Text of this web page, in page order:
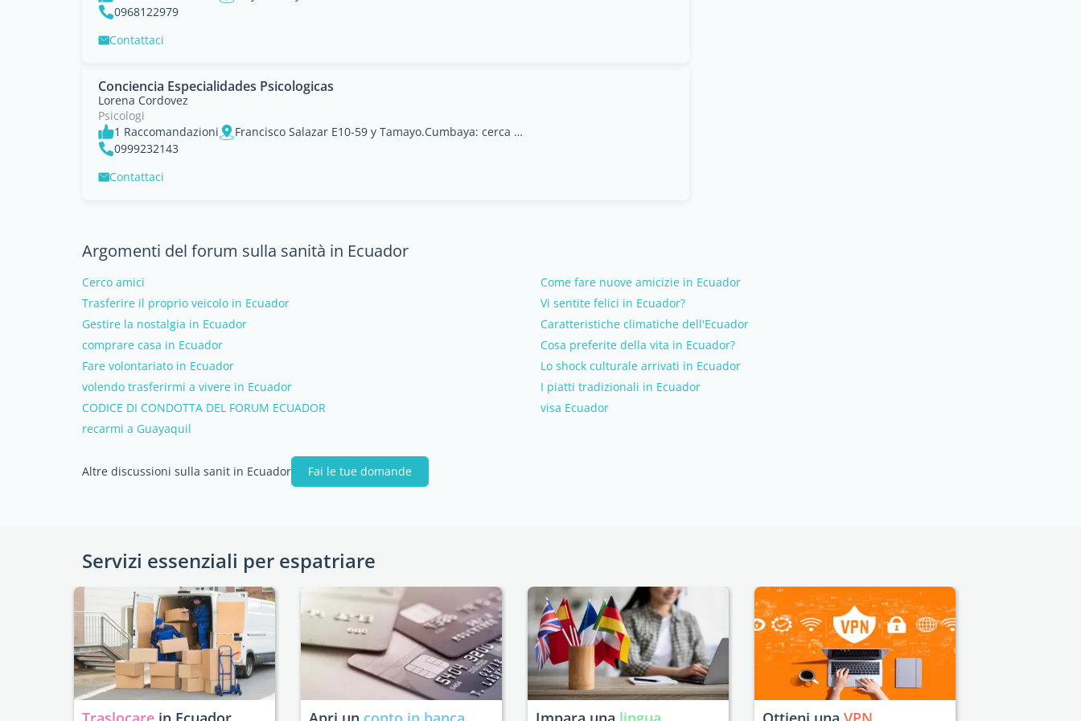
0968122979
Contattaci
Conciencia Especialidades Psicologicas
Lorena Cordovez
Psicologi
1 Raccomandazioni
Francisco Salazar E10-59 y Tamayo.Cumbaya: cerca de la universidad San Francisco
0999232143
Contattaci
Argomenti del forum sulla sanità in Ecuador
Cerco amici
Come fare nuove amicizie in Ecuador
Trasferire il proprio veicolo in Ecuador
Vi sentite felici in Ecuador?
Gestire la nostalgia in Ecuador
Caratteristiche climatiche dell'Ecuador
comprare casa in Ecuador
Cosa preferite della vita in Ecuador?
Fare volontariato in Ecuador
Lo shock culturale arrivati in Ecuador
volendo trasferirmi a vivere in Ecuador
I piatti tradizionali in Ecuador
CODICE DI CONDOTTA DEL FORUM ECUADOR
visa Ecuador
recarmi a Guayaquil
Altre discussioni sulla sanit in Ecuador Fai le tue domande
Servizi essenziali per espatriare